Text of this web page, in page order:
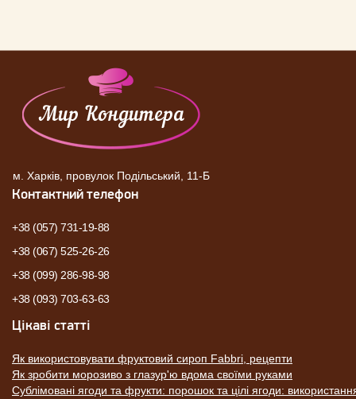
м. Харків, провулок Подільський, 11-Б
Контактний телефон
+38 (057) 731-19-88
+38 (067) 525-26-26
+38 (099) 286-98-98
+38 (093) 703-63-63
Цікаві статті
Як використовувати фруктовий сироп Fabbri, рецепти
Як зробити морозиво з глазур'ю вдома своїми руками
Сублімовані ягоди та фрукти: порошок та цілі ягоди: